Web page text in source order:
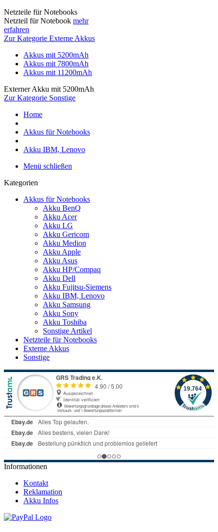
Netzteile für Notebooks
Netzteil für Notebook mehr
erfahren
Zur Kategorie Externe Akkus
Akkus mit 5200mAh
Akkus mit 7800mAh
Akkus mit 11200mAh
Externer Akku mit 5200mAh
Zur Kategorie Sonstige
Home
Akkus für Notebooks
Akku IBM, Lenovo
Menü schließen
Kategorien
Akkus für Notebooks
Akku BenQ
Akku Acer
Akku LG
Akku Gericom
Akku Medion
Akku Apple
Akku Asus
Akku HP/Compaq
Akku Dell
Akku Fujitsu-Siemens
Akku IBM, Lenovo
Akku Samsung
Akku Sony
Akku Toshiba
Sonstige Artikel
Netzteile für Notebooks
Externe Akkus
Sonstige
Informationen
Kontakt
Reklamation
Akku Infos